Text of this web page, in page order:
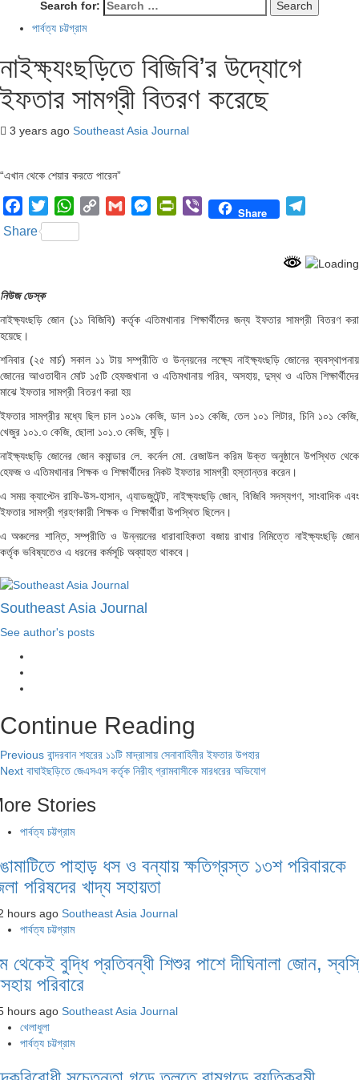
Search for:
পার্বত্য চট্টগ্রাম
নাইক্ষ্যংছড়িতে বিজিবি’র উদ্যোগে
ইফতার সামগ্রী বিতরণ করেছে
3 years ago Southeast Asia Journal
“এখান থেকে শেয়ার করতে পারেন”
Facebook
TwitterWhatsApp
Copy
Gmail MessengerPrintFriendly
Viber Share
Share
নিউজ ডেস্ক
নাইক্ষ্যংছড়ি জোন (১১ বিজিবি) কর্তৃক এতিমখানার শিক্ষার্থীদের জন্য ইফতার সামগ্রী বিতরণ করা
হয়েছে।
শনিবার (২৫ মার্চ) সকাল ১১ টায় সম্প্রীতি ও উন্নয়নের লক্ষ্যে নাইক্ষ্যংছড়ি জোনের ব্যবস্থাপনায়
জোনের আওতাধীন মোট ১৫টি হেফজখানা ও এতিমখানায় গরিব, অসহায়, দুস্থ ও এতিম শিক্ষার্থীদের
মাঝে ইফতার সামগ্রী বিতরণ করা হয়
ইফতার সামগ্রীর মধ্যে ছিল চাল ১০১৯ কেজি, ডাল ১০১ কেজি, তেল ১০১ লিটার, চিনি ১০১ কেজি,
খেজুর ১০১.৩ কেজি, ছোলা ১০১.৩ কেজি, মুড়ি।
নাইক্ষ্যংছড়ি জোনের জোন কমান্ডার লে. কর্নেল মো. রেজাউল করিম উক্ত অনুষ্ঠানে উপস্থিত থেকে
হেফজ ও এতিমখানার শিক্ষক ও শিক্ষার্থীদের নিকট ইফতার সামগ্রী হস্তান্তর করেন।
এ সময় ক্যাপ্টেন রাফি-উস-হাসান, এ্যাডজুটেন্ট, নাইক্ষ্যংছড়ি জোন, বিজিবি সদস্যগণ, সাংবাদিক এবং
ইফতার সামগ্রী গ্রহণকারী শিক্ষক ও শিক্ষার্থীরা উপস্থিত ছিলেন।
এ অঞ্চলের শান্তি, সম্প্রীতি ও উন্নয়নের ধারাবাহিকতা বজায় রাখার নিমিত্তে নাইক্ষ্যংছড়ি জোন
কর্তৃক ভবিষ্যতেও এ ধরনের কর্মসূচি অব্যাহত থাকবে।
Southeast Asia Journal
See author's posts
Continue Reading
Previous বান্দরবান শহরের ১১টি মাদ্রাসায় সেনাবাহিনীর ইফতার উপহার
Next বাঘাইছড়িতে জেএসএস কর্তৃক নিরীহ গ্রামবাসীকে মারধরের অভিযোগ
Stories
পার্বত্য চট্টগ্রাম
পাহাড় ধস ও বন্যায় ক্ষতিগ্রস্ত ১৩শ পরিবারকে
পরিষদের খাদ্য সহায়তা
hours ago Southeast Asia Journal
পার্বত্য চট্টগ্রাম
থেকেই বুদ্ধি প্রতিবন্ধী শিশুর পাশে দীঘিনালা জোন,
পরিবারে
hours ago Southeast Asia Journal
খেলাধুলা
পার্বত্য চট্টগ্রাম